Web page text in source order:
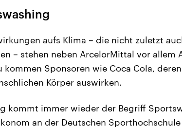
aufs Klima – die nicht zuletzt
– stehen neben ArcelorMittal vor allem
kommen Sponsoren wie Coca Cola,
Körper auswirken.
kommt immer wieder der Begriff
an der Deutschen Sporthochschule